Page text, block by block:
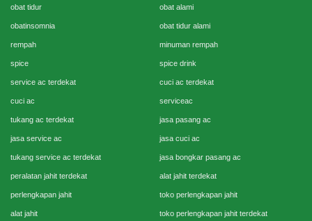
obat tidur obat alami
obatinsomnia obat tidur alami
rempah minuman rempah
spice spice drink
service ac terdekat cuci ac terdekat
cuci ac serviceac
tukang ac terdekat jasa pasang ac
jasa service ac jasa cuci ac
tukang service ac terdekat jasa bongkar pasang ac
peralatan jahit terdekat alat jahit terdekat
perlengkapan jahit toko perlengkapan jahit
alat jahit toko perlengkapan jahit terdekat